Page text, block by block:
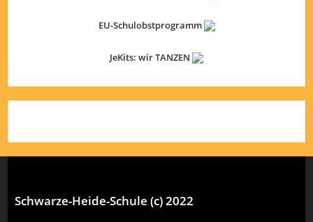
EU-Schulobstprogramm
JeKits: wir TANZEN
Schwarze-Heide-Schule (c) 2022